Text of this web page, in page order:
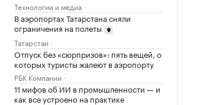
Технологии и медиа
В аэропортах Татарстана сняли
ограничения на полеты
Татарстан
Отпуск без «сюрпризов»: пять вещей, о
которых туристы жалеют в аэропорту
РБК Компании
11 мифов об ИИ в промышленности — и
как все устроено на практике